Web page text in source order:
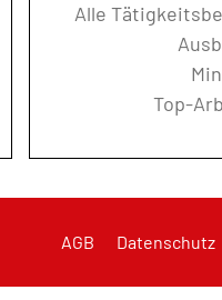
Alle
Top-
AGB Datenschutz